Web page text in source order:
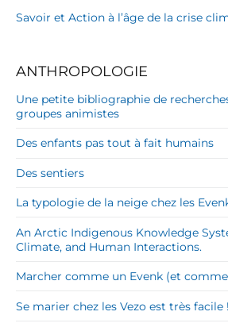
Savoir et Action à l’âge de la crise
ANTHROPOLOGIE
Une petite bibliographie de
groupes animistes
Des enfants pas tout à fait humains
Des sentiers
La typologie de la neige chez les
An Arctic Indigenous Knowledge
Climate, and Human Interactions.
Marcher comme un Evenk (et
Se marier chez les Vezo est très facile !